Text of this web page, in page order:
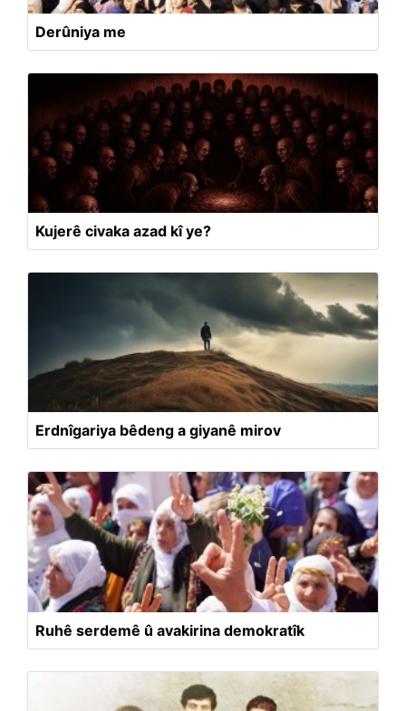
Derûniya me
Kujerê civaka azad kî ye?
Erdnîgariya bêdeng a giyanê mirov
Ruhê serdemê û avakirina demokratîk